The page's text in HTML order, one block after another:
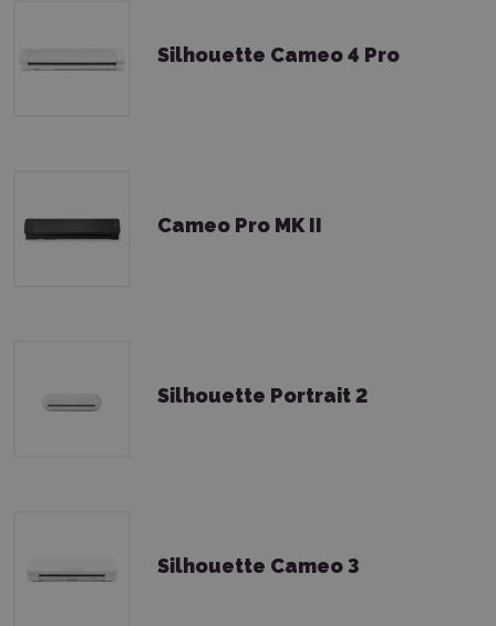
Silhouette Cameo 4 Pro
Cameo Pro MK II
Silhouette Portrait 2
Silhouette Cameo 3